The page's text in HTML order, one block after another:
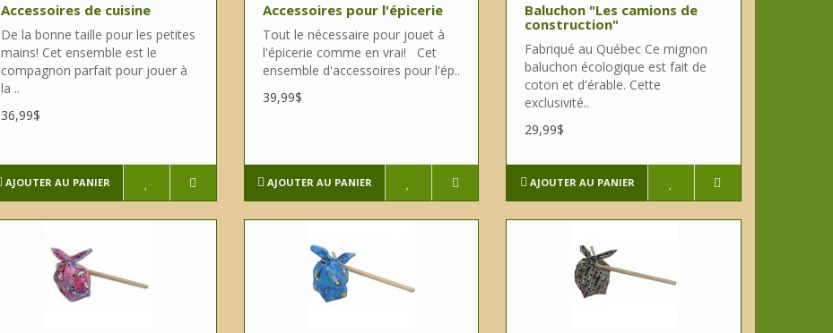
Accessoires de cuisine
De la bonne taille pour les petites
mains! Cet ensemble est le
compagnon parfait pour jouer à
la ..
36,99$
AJOUTER AU PANIER
Accessoires pour l'épicerie
Tout le nécessaire pour jouet à
l'épicerie comme en vrai! Cet
ensemble d'accessoires pour l'ép..
39,99$
AJOUTER AU PANIER
Baluchon "Les camions de
construction"
Fabriqué au Québec Ce mignon
baluchon écologique est fait de
coton et d'érable. Cette
exclusivité..
29,99$
AJOUTER AU PANIER